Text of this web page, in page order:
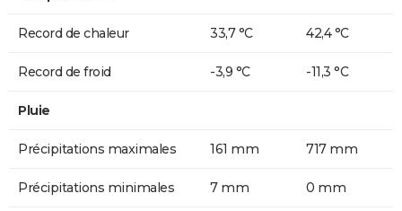
Record de chaleur 33,7 °C 42,4 °C
Record de froid -3,9 °C -11,3 °C
Pluie
Précipitations maximales 161 mm 717 mm
Précipitations minimales 7 mm 0 mm